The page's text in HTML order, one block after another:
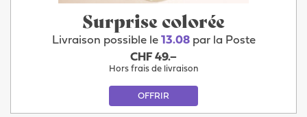
Surprise colorée
Livraison possible le 13.08par la Poste
CHF 49.–
Hors frais de livraison
OFFRIR